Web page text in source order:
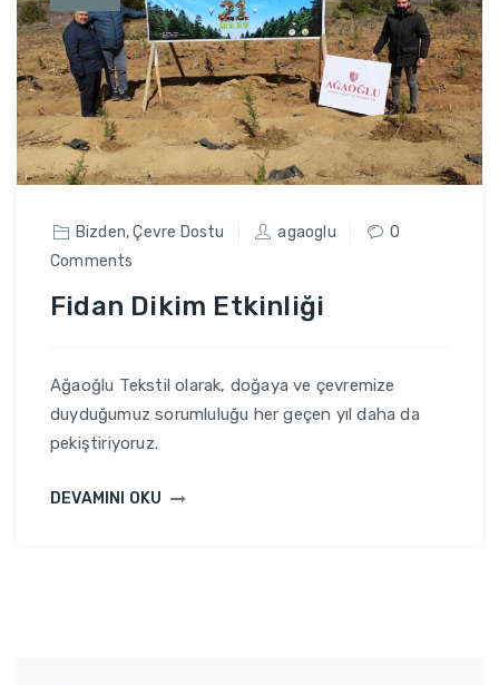
Bizden,Çevre Dostu agaoglu
0
Comments
Fidan Dikim Etkinliği
Ağaoğlu Tekstil olarak, doğaya ve çevremize
duyduğumuz sorumluluğu her geçen yıl daha da
pekiştiriyoruz.
DEVAMINI OKU